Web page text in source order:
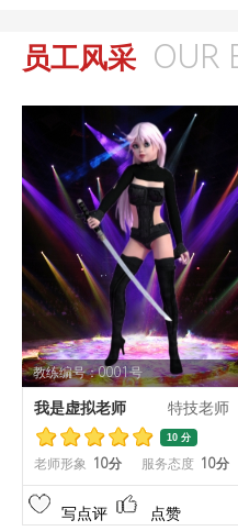
员工风采 OUR
教练编号：0001号
我是虚拟老师 特技老师
10 分
老师形象 10分 服务态度 10分
写点评 点赞